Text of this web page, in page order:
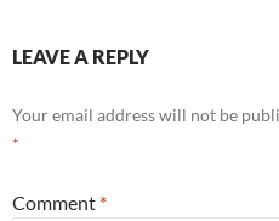
LEAVE A REPLY
Your email address will not be
*
Comment *